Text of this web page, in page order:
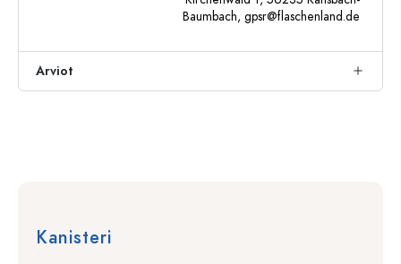
Baumbach, gpsr@flaschenland.de
Arviot
Kanisteri